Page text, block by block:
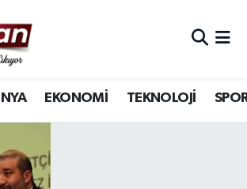
EKONOMİ TEKNOLOJİ
Durumu ve Fikstür